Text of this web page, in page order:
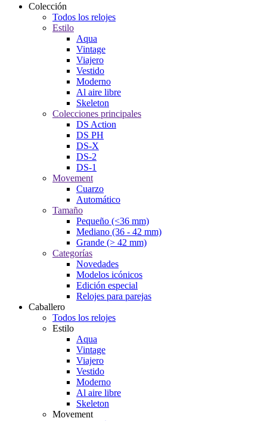
Colección
Todos los relojes
Estilo
Aqua
Vintage
Viajero
Vestido
Moderno
Al aire libre
Skeleton
Colecciones principales
DS Action
DS PH
DS-X
DS-2
DS-1
Movement
Cuarzo
Automático
Tamaño
Pequeño (<36 mm)
Mediano (36 - 42 mm)
Grande (> 42 mm)
Categorías
Novedades
Modelos icónicos
Edición especial
Relojes para parejas
Caballero
Todos los relojes
Estilo
Aqua
Vintage
Viajero
Vestido
Moderno
Al aire libre
Skeleton
Movement